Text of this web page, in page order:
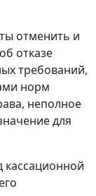
отменить и
отказе
требований,
норм
неполное
для
кассационной